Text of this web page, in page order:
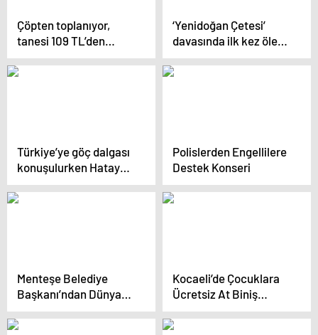
Çöpten toplanıyor,
tanesi 109 TL’den
Avrupa’ya kapış kapış
satılıyor
‘Yenidoğan Çetesi’
davasında ilk kez ölen
bebeklerin aileleri
dinleniyor
Türkiye’ye göç dalgası
konuşulurken Hatay
sınırında Suriyeliler
memleketlerine
Polislerden Engellilere
Destek Konseri
Menteşe Belediye
Başkanı’ndan Dünya
Engelliler Günü Mesajı
Kocaeli’de Çocuklara
Ücretsiz At Biniş
Eğitimi